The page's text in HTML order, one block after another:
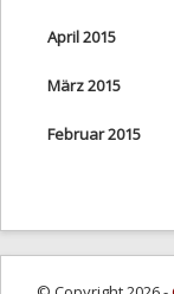
April 2015
März 2015
Februar 2015